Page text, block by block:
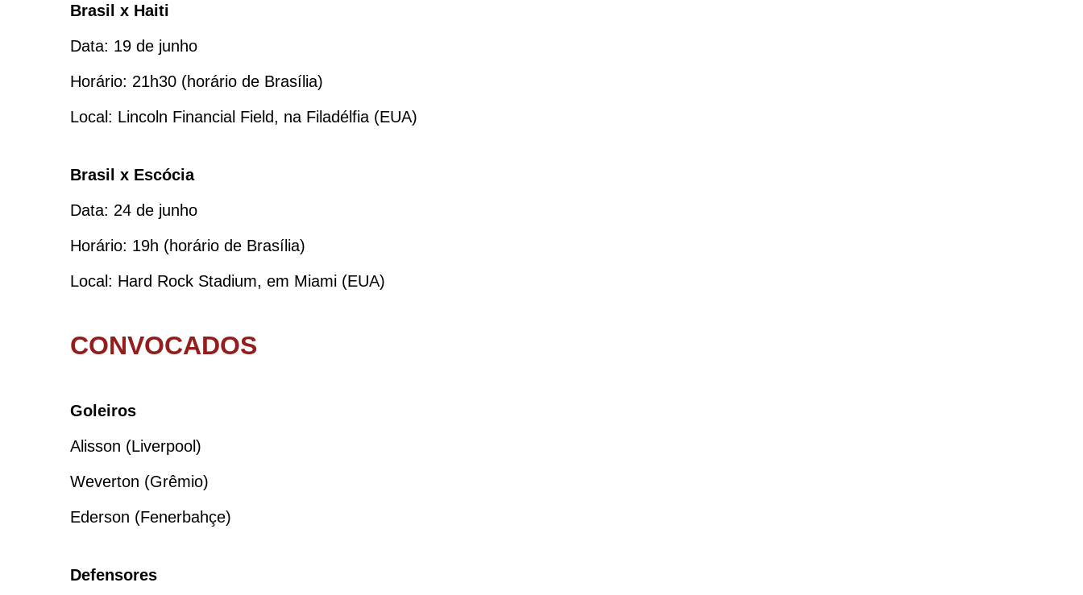
Brasil x Haiti
Data: 19 de junho
Horário: 21h30 (horário de Brasília)
Local: Lincoln Financial Field, na Filadélfia (EUA)
Brasil x Escócia
Data: 24 de junho
Horário: 19h (horário de Brasília)
Local: Hard Rock Stadium, em Miami (EUA)
CONVOCADOS
Goleiros
Alisson (Liverpool)
Weverton (Grêmio)
Ederson (Fenerbahçe)
Defensores